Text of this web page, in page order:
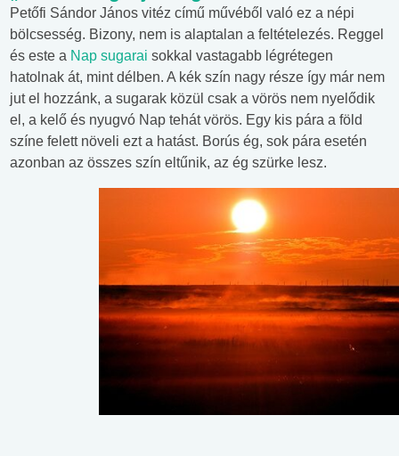
Petőfi Sándor János vitéz című művéből való ez a népi
bölcsesség. Bizony, nem is alaptalan a feltételezés. Reggel
és este a Nap sugarai sokkal vastagabb légrétegen
hatolnak át, mint délben. A kék szín nagy része így már nem
jut el hozzánk, a sugarak közül csak a vörös nem nyelődik
el, a kelő és nyugvó Nap tehát vörös. Egy kis pára a föld
színe felett növeli ezt a hatást. Borús ég, sok pára esetén
azonban az összes szín eltűnik, az ég szürke lesz.